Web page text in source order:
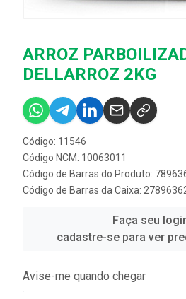
ARROZ
DELLARROZ 2KG
Código: 11546
Código NCM: 10063011
Código de Barras do Produto:
Código de Barras da Caixa:
Faça seu
cadastre-se para ver
Avise-me quando chegar